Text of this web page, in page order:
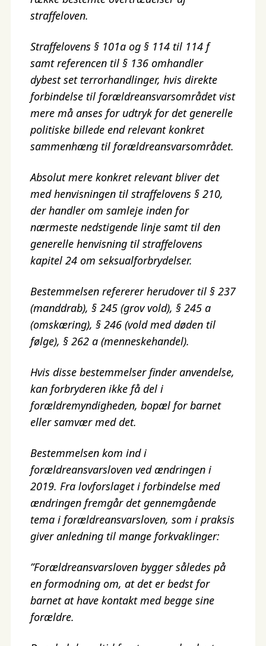
straffeloven.
Straffelovens § 101a og § 114 til 114 f
samt referencen til § 136 omhandler
dybest set terrorhandlinger, hvis direkte
forbindelse til forældreansvarsområdet vist
mere må anses for udtryk for det generelle
politiske billede end relevant konkret
sammenhæng til forældreansvarsområdet.
Absolut mere konkret relevant bliver det
med henvisningen til straffelovens § 210,
der handler om samleje inden for
nærmeste nedstigende linje samt til den
generelle henvisning til straffelovens
kapitel 24 om seksualforbrydelser.
Bestemmelsen refererer herudover til § 237
(manddrab), § 245 (grov vold), § 245 a
(omskæring), § 246 (vold med døden til
følge), § 262 a (menneskehandel).
Hvis disse bestemmelser finder anvendelse,
kan forbryderen ikke få del i
forældremyndigheden, bopæl for barnet
eller samvær med det.
Bestemmelsen kom ind i
forældreansvarsloven ved ændringen i
2019. Fra lovforslaget i forbindelse med
ændringen fremgår det gennemgående
tema i forældreansvarsloven, som i praksis
giver anledning til mange forkvaklinger:
”Forældreansvarsloven bygger således på
en formodning om, at det er bedst for
barnet at have kontakt med begge sine
forældre.